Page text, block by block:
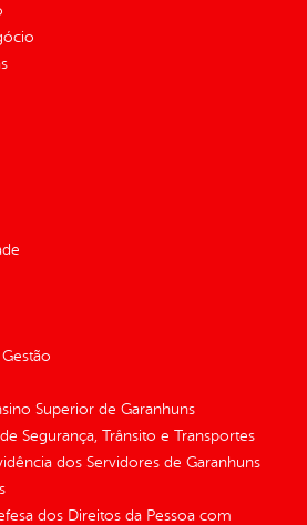
Superior de Garanhuns
Segurança, Trânsito e Transportes
dos Servidores de Garanhuns
dos Direitos da Pessoa com